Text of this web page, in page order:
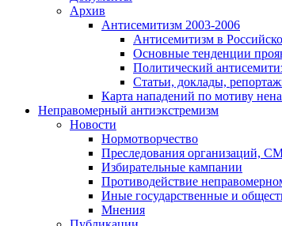
Архив
Антисемитизм 2003-2006
Антисемитизм в
Основные тенденции
Политический
Статьи, доклады,
Карта нападений по мотиву
Неправомерный антиэкстремизм
Новости
Нормотворчество
Преследования организаций,
Избирательные кампании
Противодействие
Иные государственные и
Мнения